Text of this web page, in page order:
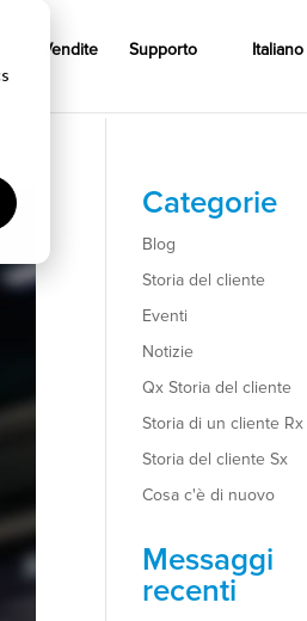
Vendite Supporto Italiano
Categorie
Blog
Storia del cliente
Eventi
Notizie
Qx Storia del cliente
Storia di un cliente Rx
Storia del cliente Sx
Cosa c'è di nuovo
Messaggi
recenti